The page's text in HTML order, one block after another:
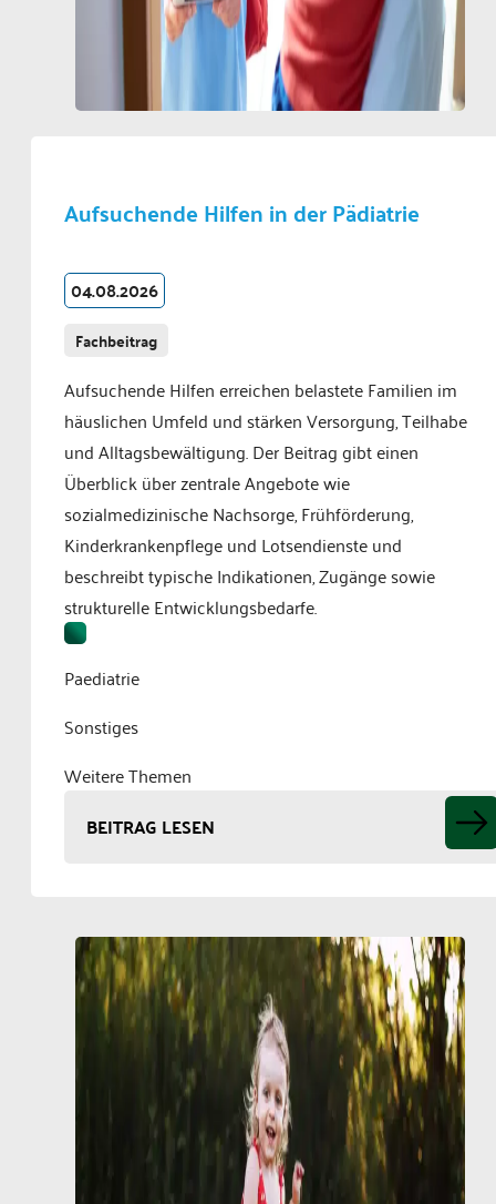
Aufsuchende Hilfen in der Pädiatrie
04.08.2026
Fachbeitrag
Aufsuchende Hilfen erreichen belastete Familien im
häuslichen Umfeld und stärken Versorgung, Teilhabe
und Alltagsbewältigung. Der Beitrag gibt einen
Überblick über zentrale Angebote wie
sozialmedizinische Nachsorge, Frühförderung,
Kinderkrankenpflege und Lotsendienste und
beschreibt typische Indikationen, Zugänge sowie
strukturelle Entwicklungsbedarfe.
Paediatrie
Sonstiges
Weitere Themen
BEITRAG LESEN